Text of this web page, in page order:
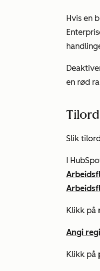
Hvis en
en rød
Slik
I
Klikk på
Angi
Klikk på